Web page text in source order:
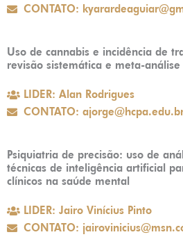
CONTATO:
Uso de cannabis e incidência de
revisão sistemática e meta-análise
LIDER: Alan Rodrigues
CONTATO:
Psiquiatria de precisão: uso de
técnicas de inteligência artificial
clínicos na saúde mental
LIDER: Jairo Vinícius Pinto
CONTATO: